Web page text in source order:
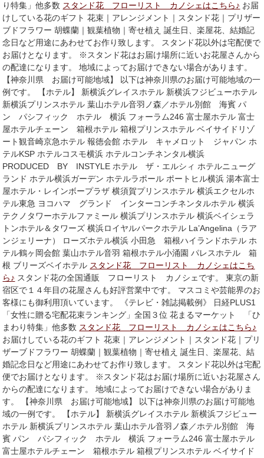
り特集」他多数 スタンド花 フローリスト カノシェはこちら♪ お届
けしている花のギフト 花束｜アレンジメント｜スタンド花｜プリザー
ブドフラワー 胡蝶蘭｜観葉植物｜寄せ植え 誕生日、楽屋花、結婚記
念日など用途にあわせてお作り致します。 スタンド花以外は宅配便で
お届けとなります。 ※スタンド花はお届け場所に近いお花屋さんから
の配達になります。 地域によってお届けできない場合があります。
【神奈川県 お届け可能地域】 以下は神奈川県のお届け可能地域の一
例です。 【ホテル】 新横浜グレイスホテル 新横浜フジビューホテル
新横浜プリンスホテル 葉山ホテル音羽ノ森／ホテル別館 海賓 パ
ン パシフィック ホテル 横浜 フォーラム246 富士屋ホテル 富士
屋ホテルチェーン 箱根ホテル 箱根プリンスホテル ベイサイドリゾ
ート観音崎京急ホテル 報徳会館 ホテル キャメロット ジャパン ホ
テルKSP ホテルコスモ横浜 ホテルコンチネンタル横浜
PRODUCED BY INSTYLE ホテル ザ・エルシィ ホテルニューグ
ランド ホテル横浜ガーデン ホテルラポール ポートヒル横浜 湯本富士
屋ホテル・レインボープラザ 横須賀プリンスホテル 横浜エクセルホ
テル東急 ヨコハマ グランド インターコンチネンタルホテル 横浜
テクノタワーホテルファミール 横浜プリンスホテル 横浜ベイシェラ
トンホテル＆タワーズ 横浜ロイヤルパークホテル La’Angelina（ラア
ンジェリーナ） ローズホテル横浜 小田急 箱根ハイランドホテル ホ
テル鶴ヶ岡会館 葉山ホテル音羽 箱根ホテル小涌園 パレスホテル 箱
根 ブリーズベイホテル スタンド花 フローリスト カノシェはこち
ら♪ スタンド花の全国通販 フローリスト カノシェです。 東京の新
宿区で１４年目の花屋さんも好評営業中です。 マスコミや芸能界のお
客様にも御利用頂いています。 《テレビ・雑誌掲載例》 日経PLUS1
「女性に贈る宅配花束ランキング」全国３位 花まるマーケット 「ひ
まわり特集」他多数 スタンド花 フローリスト カノシェはこちら♪
お届けしている花のギフト 花束｜アレンジメント｜スタンド花｜プリ
ザーブドフラワー 胡蝶蘭｜観葉植物｜寄せ植え 誕生日、楽屋花、結
婚記念日など用途にあわせてお作り致します。 スタンド花以外は宅配
便でお届けとなります。 ※スタンド花はお届け場所に近いお花屋さん
からの配達になります。 地域によってお届けできない場合がありま
す。 【神奈川県 お届け可能地域】 以下は神奈川県のお届け可能地
域の一例です。 【ホテル】 新横浜グレイスホテル 新横浜フジビュー
ホテル 新横浜プリンスホテル 葉山ホテル音羽ノ森／ホテル別館 海
賓 パン パシフィック ホテル 横浜 フォーラム246 富士屋ホテル
富士屋ホテルチェーン 箱根ホテル 箱根プリンスホテル ベイサイド